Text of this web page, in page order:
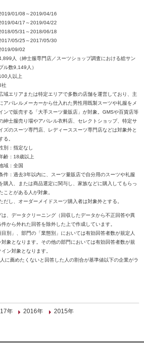
01/08～2019/04/16
04/17～2019/04/22
05/31～2018/06/18
05/25～2017/05/30
09/02
人（紳士服専門店／スーツショップ調査における総サン
ル数9,149人）
人以上
社
域エリアまたは特定エリアで多数の店舗を運営しており、主
アパレルメーカーから仕入れた男性用既製スーツや礼服をメ
ンで販売する「大手スーツ量販店」が対象。GMSや百貨店等
紳士服売り場やアパレル衣料店、セレクトショップ、特定サ
ズのスーツ専門店、レディーススーツ専門店などは対象外と
る。
別：指定なし
齢：18歳以上
域：全国
件：過去3年以内に、スーツ量販店で自分用のスーツや礼服
購入、または商品選定に関与し、家族などに購入してもらっ
ことがある人が対象。
だし、オーダーメイドスーツ購入者は対象外とする。
、データクリーニング（回収したデータから不正回答や異
から外れた回答を除外した上で作成しています。
別」、部門の「業態別」においては有効回答者数が規定人
象となります。その他の部門においては有効回答者数が規
ン対象となります。
に薦めたくないと回答した人の割合が基準値以下の企業がラ
年 2016年 2015年